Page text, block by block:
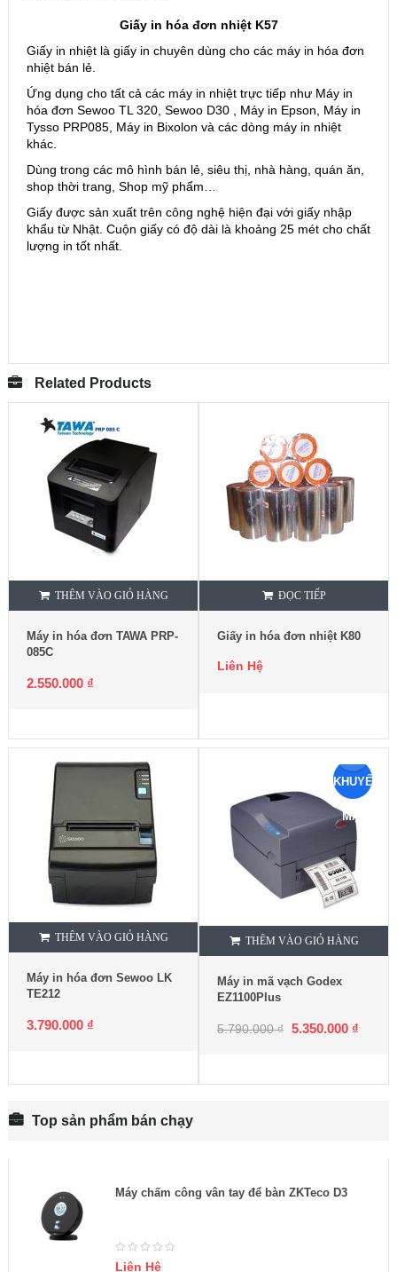
Giấy in hóa đơn nhiệt K57
Giấy in nhiệt là giấy in chuyên dùng cho các máy in hóa đơn
nhiệt bán lẻ.
Ứng dụng cho tất cả các máy in nhiệt trực tiếp như Máy in
hóa đơn Sewoo TL 320, Sewoo D30 , Máy in Epson, Máy in
Tysso PRP085, Máy in Bixolon và các dòng máy in nhiệt
khác.
Dùng trong các mô hình bán lẻ, siêu thị, nhà hàng, quán ăn,
shop thời trang, Shop mỹ phẩm…
Giấy được sản xuất trên công nghệ hiện đại với giấy nhập
khẩu từ Nhật. Cuộn giấy có độ dài là khoảng 25 mét cho chất
lượng in tốt nhất.
Related Products
THÊM VÀO GIỎ HÀNG
Máy in hóa đơn TAWA PRP-
085C
2.550.000 ₫
ĐỌC TIẾP
Giấy in hóa đơn nhiệt K80
Liên Hệ
THÊM VÀO GIỎ HÀNG
Máy in hóa đơn Sewoo LK
TE212
3.790.000 ₫
KHUYẾN
MẠI
THÊM VÀO GIỎ HÀNG
Máy in mã vạch Godex
EZ1100Plus
5.790.000₫ 5.350.000 ₫
Top sản phẩm bán chạy
Máy chấm công vân tay để bàn ZKTeco D3
Liên Hệ